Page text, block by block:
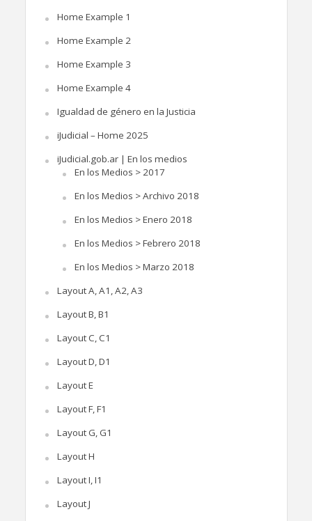
Home Example 1
Home Example 2
Home Example 3
Home Example 4
Igualdad de género en la Justicia
iJudicial – Home 2025
iJudicial.gob.ar | En los medios
En los Medios > 2017
En los Medios > Archivo 2018
En los Medios > Enero 2018
En los Medios > Febrero 2018
En los Medios > Marzo 2018
Layout A, A1, A2, A3
Layout B, B1
Layout C, C1
Layout D, D1
Layout E
Layout F, F1
Layout G, G1
Layout H
Layout I, I1
Layout J